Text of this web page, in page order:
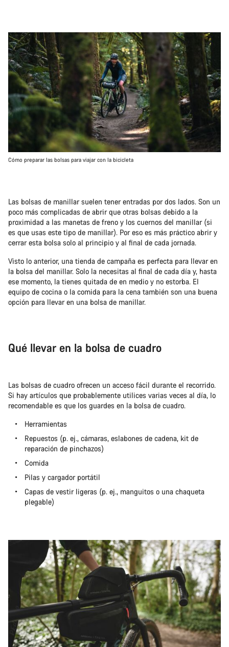
Cómo preparar las bolsas para viajar con la bicicleta
Las bolsas de manillar suelen tener entradas por dos lados. Son un
poco más complicadas de abrir que otras bolsas debido a la
proximidad a las manetas de freno y los cuernos del manillar (si
es que usas este tipo de manillar). Por eso es más práctico abrir y
cerrar esta bolsa solo al principio y al final de cada jornada.
Visto lo anterior, una tienda de campaña es perfecta para llevar en
la bolsa del manillar. Solo la necesitas al final de cada día y, hasta
ese momento, la tienes quitada de en medio y no estorba. El
equipo de cocina o la comida para la cena también son una buena
opción para llevar en una bolsa de manillar.
Qué llevar en la bolsa de cuadro
Las bolsas de cuadro ofrecen un acceso fácil durante el recorrido.
Si hay artículos que probablemente utilices varias veces al día, lo
recomendable es que los guardes en la bolsa de cuadro.
Herramientas
Repuestos (p. ej., cámaras, eslabones de cadena, kit de
reparación de pinchazos)
Comida
Pilas y cargador portátil
Capas de vestir ligeras (p. ej., manguitos o una chaqueta
plegable)